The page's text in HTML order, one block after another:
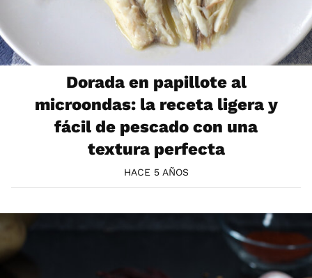
Dorada en papillote al
microondas: la receta ligera y
fácil de pescado con una
textura perfecta
HACE 5 AÑOS